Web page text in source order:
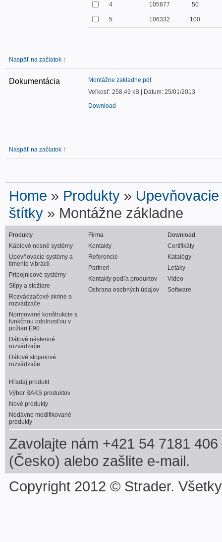
4 105877 50
5 106332 100
Naspäť na začiatok ↑
Dokumentácia
Montážne zakladne.pdf
Veľkosť: 258,49 kB | Dátum: 25/01/2013
Download
Naspäť na začiatok ↑
Home » Produkty »
štítky » Montážne základne
Produkty
Káblové nosné systémy
Upevňovacie systémy a
tlmenie vibrácií
Prípojnicové systémy
Stĺpy a stožiare
Rozvádzačové skrine a
rozvádzače
Normované konštrukcie s
funkčnou odolnosťou v
požiari E90
Dátové nástenné
rozvádzače
Dátové stojanové
rozvádzače
Hľadaj produkt
Výber BAKS produktov
Nové produkty
Nedávno modifikované
produkty
Firma
Kontakty
Referencie
Partneri
Kontakty podľa produktov
Ochrana osobných údajov
Download
Certifikáty
Katalógy
Letáky
Video
Software
Zavolajte nám +421 54 7181
(Česko) alebo zašlite e-mail.
Copyright 2012 © Strader.